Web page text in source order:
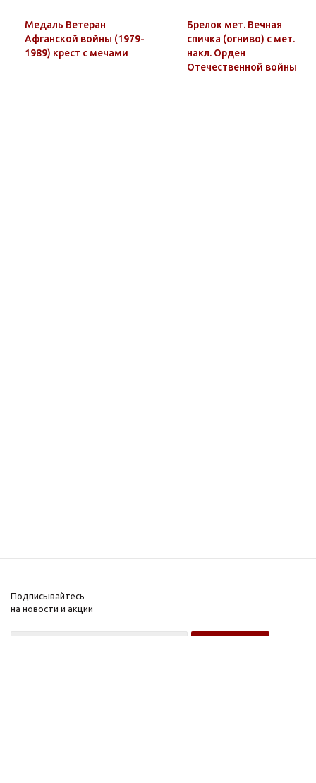
Медаль Ветеран
Афганской войны (1979-
1989) крест с мечами
Брелок мет. Вечная
спичка (огниво) с мет.
накл. Орден
Отечественной войны
Подписывайтесь
на новости и акции